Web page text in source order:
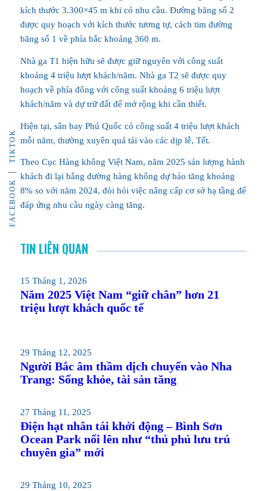
FACEBOOK
TIKTOK
kích thước 3.300×45 m khi có nhu cầu. Đường băng số 2
được quy hoạch với kích thước tương tự, cách tim đường
băng số 1 về phía bắc khoảng 360 m.
Nhà ga T1 hiện hữu sẽ được giữ nguyên với công suất
khoảng 4 triệu lượt khách/năm. Nhà ga T2 sẽ được quy
hoạch về phía đông với công suất khoảng 6 triệu lượt
khách/năm và dự trữ đất để mở rộng khi cần thiết.
Hiện tại, sân bay Phú Quốc có công suất 4 triệu lượt khách
mỗi năm, thường xuyên quá tải vào các dịp lễ, Tết.
Theo Cục Hàng không Việt Nam, năm 2025 sản lượng hành
khách đi lại bằng đường hàng không dự báo tăng khoảng
8% so với năm 2024, đòi hỏi việc nâng cấp cơ sở hạ tầng để
đáp ứng nhu cầu ngày càng tăng.
TIN LIÊN QUAN
15 Tháng 1, 2026
Năm 2025 Việt Nam “giữ chân” hơn 21
triệu lượt khách quốc tế
29 Tháng 12, 2025
Người Bắc âm thầm dịch chuyển vào Nha
Trang: Sống khỏe, tài sản tăng
27 Tháng 11, 2025
Điện hạt nhân tái khởi động – Bình Sơn
Ocean Park nổi lên như “thủ phủ lưu trú
chuyên gia” mới
29 Tháng 10, 2025